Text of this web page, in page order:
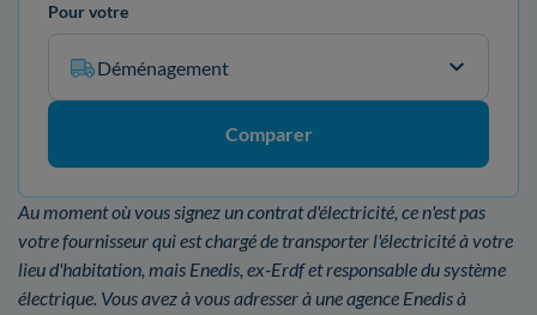
Pour votre
Déménagement
Comparer
Au moment où vous signez un contrat d'électricité, ce n'est pas
votre fournisseur qui est chargé de transporter l'électricité à votre
lieu d'habitation, mais Enedis, ex-Erdf et responsable du système
électrique. Vous avez à vous adresser à une agence Enedis à